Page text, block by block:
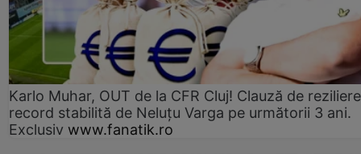
Karlo Muhar, OUT de la CFR Cluj! Clauză de reziliere
record stabilită de Neluțu Varga pe următorii 3 ani.
Exclusiv www.fanatik.ro